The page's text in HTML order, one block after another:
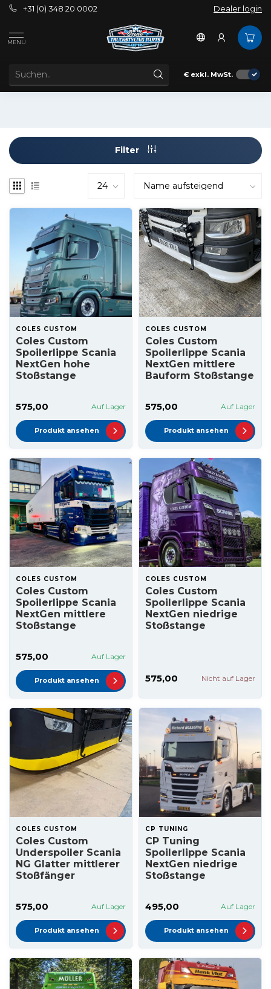
+31 (0) 348 20 0002 Dealer login
MENU
€ exkl. MwSt.
Außenbereich Nextgen
SCANIA NEXTGEN SPOILERLIPPEN
Spoilerlippen für Scania Nextgen
Filter
COLES CUSTOM
Coles Custom
Spoilerlippe Scania
NextGen hohe
Stoßstange
575,00 Auf Lager
Produkt ansehen
COLES CUSTOM
Coles Custom
Spoilerlippe Scania
NextGen mittlere
Bauform Stoßstange
575,00 Auf Lager
Produkt ansehen
COLES CUSTOM
Coles Custom
Spoilerlippe Scania
NextGen mittlere
Stoßstange
575,00 Auf Lager
Produkt ansehen
COLES CUSTOM
Coles Custom
Spoilerlippe Scania
NextGen niedrige
Stoßstange
575,00 Nicht auf Lager
COLES CUSTOM
Coles Custom
Underspoiler Scania
NG Glatter mittlerer
Stoßfänger
575,00 Auf Lager
Produkt ansehen
CP TUNING
CP Tuning
Spoilerlippe Scania
NextGen niedrige
Stoßstange
495,00 Auf Lager
Produkt ansehen